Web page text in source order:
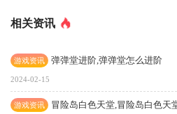
相关资讯
游戏资讯 弹弹堂进阶,弹弹堂怎么进阶
2024-02-15
游戏资讯